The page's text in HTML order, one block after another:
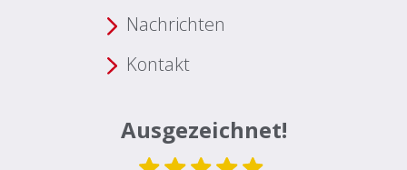
Nachrichten
Kontakt
Ausgezeichnet!